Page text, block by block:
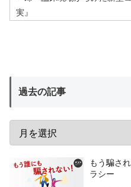
実』
過去の記事
もう騙さ
ラシー